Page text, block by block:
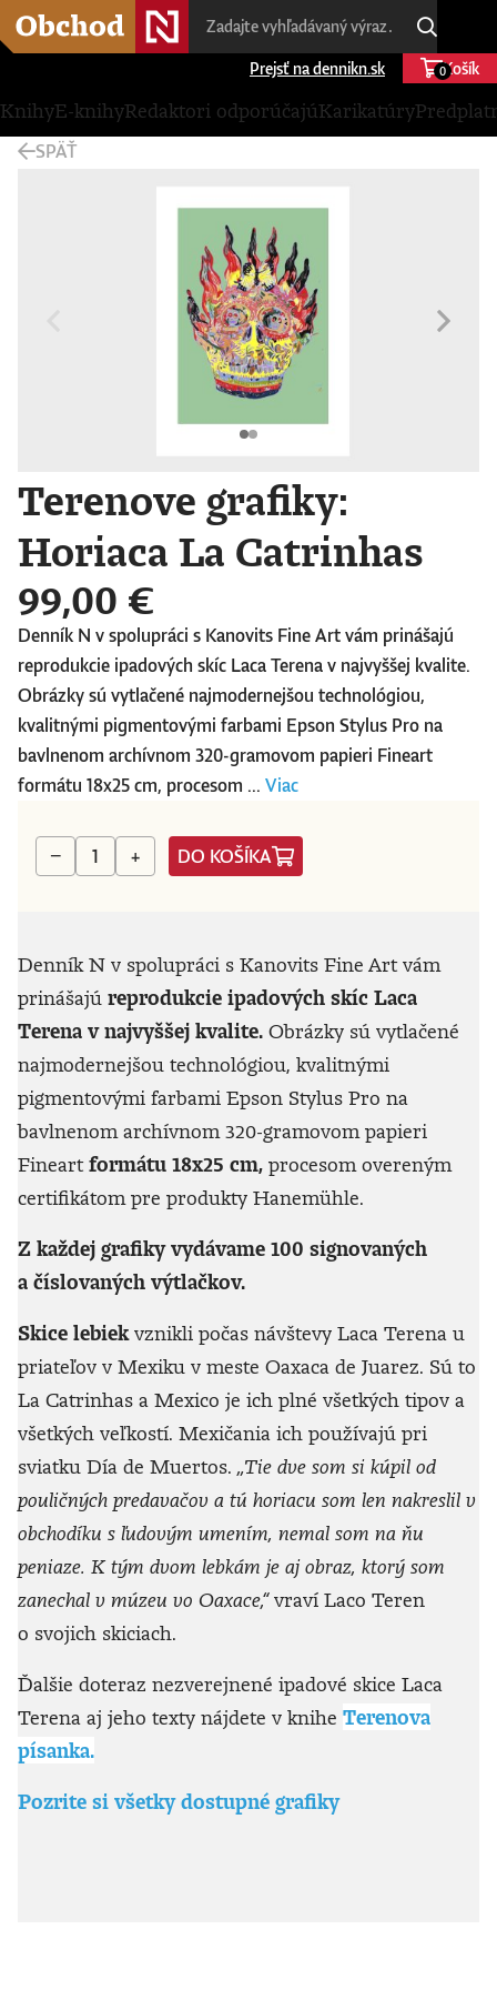
Prejsť na dennikn.sk Košík
0
KnihyE-knihyRedaktori odporúčajúKarikatúry
SPÄŤ
Terenove grafiky:
Horiaca La Catrinhas
99,00 €
Denník N v spolupráci s Kanovits Fine Art vám prinášajú
reprodukcie ipadových skíc Laca Terena v najvyššej kvalite.
Obrázky sú vytlačené najmodernejšou technológiou,
kvalitnými pigmentovými farbami Epson Stylus Pro na
bavlnenom archívnom 320-gramovom papieri Fineart
formátu 18x25 cm, procesom ... Viac
− + DO KOŠÍKA
Denník N v spolupráci s Kanovits Fine Art vám
prinášajú reprodukcie ipadových skíc Laca
Terena v najvyššej kvalite. Obrázky sú vytlačené
najmodernejšou technológiou, kvalitnými
pigmentovými farbami Epson Stylus Pro na
bavlnenom archívnom 320-gramovom papieri
Fineartformátu 18x25 cm, procesom overeným
certifikátom pre produkty Hanemühle.
Z každej grafiky vydávame 100 signovaných
a číslovaných výtlačkov.
Skice lebiekvznikli počas návštevy Laca Terena u
priateľov v Mexiku v meste Oaxaca de Juarez. Sú to
La Catrinhas a Mexico je ich plné všetkých tipov a
všetkých veľkostí. Mexičania ich používajú pri
sviatku Día de Muertos. „Tie dve som si kúpil od
pouličných predavačov a tú horiacu som len nakreslil v
obchodíku s ľudovým umením, nemal som na ňu
peniaze. K tým dvom lebkám je aj obraz, ktorý som
zanechal v múzeu vo Oaxace,“vraví Laco Teren
o svojich skiciach.
Ďalšie doteraz nezverejnené ipadové skice Laca
Terena aj jeho texty nájdete v knihe Terenova
písanka.
Pozrite si všetky dostupné grafiky